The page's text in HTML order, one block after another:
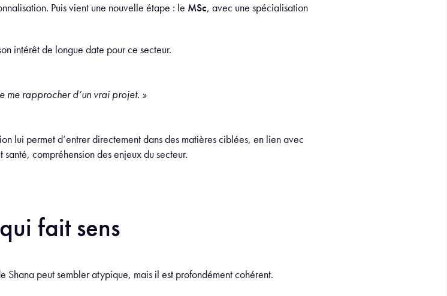
Puis vient une nouvelle étape : le MSc, avec une spécialisation
intérêt de longue date pour ce secteur.
me rapprocher d’un vrai projet. »
lui permet d’entrer directement dans des matières ciblées, en lien avec
compréhension des enjeux du secteur.
fait sens
peut sembler atypique, mais il est profondément cohérent.